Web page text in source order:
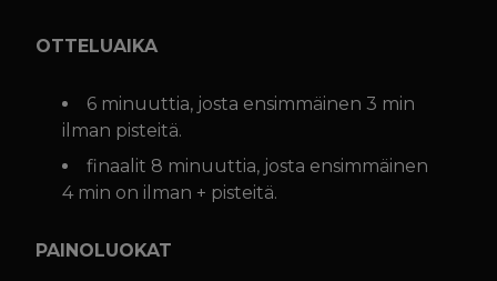
OTTELUAIKA
6 minuuttia, josta ensimmäinen 3 min
ilman pisteitä.
finaalit 8 minuuttia, josta ensimmäinen
4 min on ilman + pisteitä.
PAINOLUOKAT